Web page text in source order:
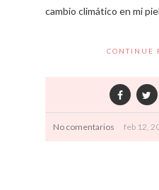
cambio climático en mi
CONTINUE
No comentarios feb 12,